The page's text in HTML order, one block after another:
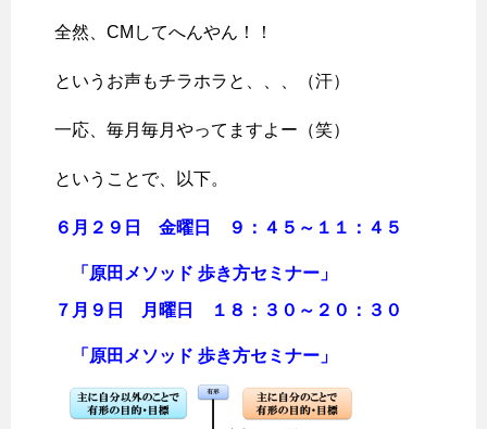
全然、CMしてへんやん！！
というお声もチラホラと、、、（汗）
一応、毎月毎月やってますよー（笑）
ということで、以下。
６月２９日 金曜日 ９：４５～１１：４５
「原田メソッド 歩き方セミナー」
７月９日 月曜日 １８：３０～２０：３０
「原田メソッド 歩き方セミナー」